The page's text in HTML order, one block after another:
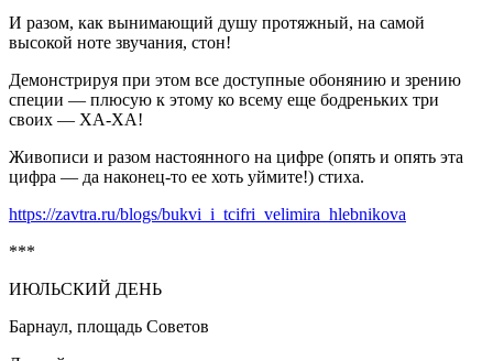
И разом, как вынимающий душу протяжный, на самой
высокой ноте звучания, стон!
Демонстрируя при этом все доступные обонянию и зрению
специи — плюсую к этому ко всему еще бодреньких три
своих — ХА-ХА!
Живописи и разом настоянного на цифре (опять и опять эта
цифра — да наконец-то ее хоть уймите!) стиха.
https://zavtra.ru/blogs/bukvi_i_tcifri_velimira_hlebnikova
***
ИЮЛЬСКИЙ ДЕНЬ
Барнаул, площадь Советов